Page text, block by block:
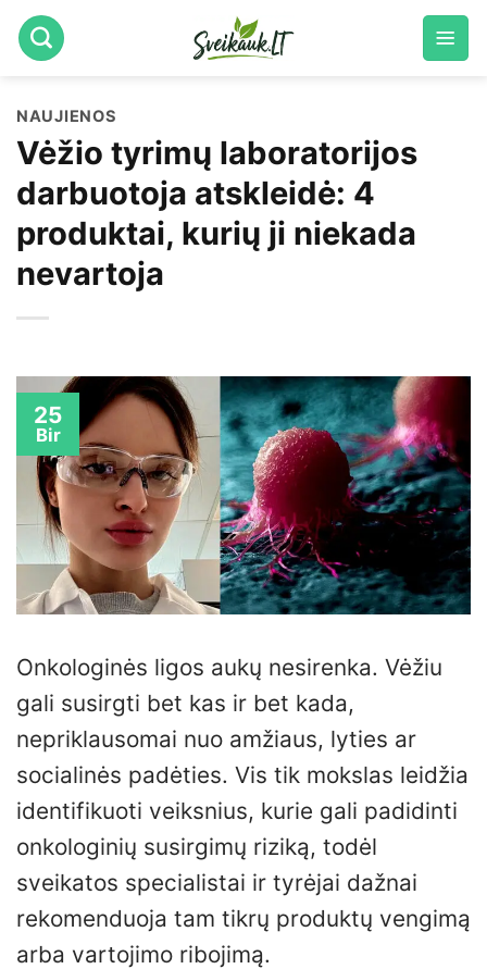
Skip
to
NAUJIENOS
Vėžio tyrimų laboratorijos
darbuotoja atskleidė: 4
produktai, kurių ji niekada
nevartoja
25
Bir
Onkologinės ligos aukų nesirenka. Vėžiu
gali susirgti bet kas ir bet kada,
nepriklausomai nuo amžiaus, lyties ar
socialinės padėties. Vis tik mokslas leidžia
identifikuoti veiksnius, kurie gali padidinti
onkologinių susirgimų riziką, todėl
sveikatos specialistai ir tyrėjai dažnai
rekomenduoja tam tikrų produktų vengimą
arba vartojimo ribojimą.